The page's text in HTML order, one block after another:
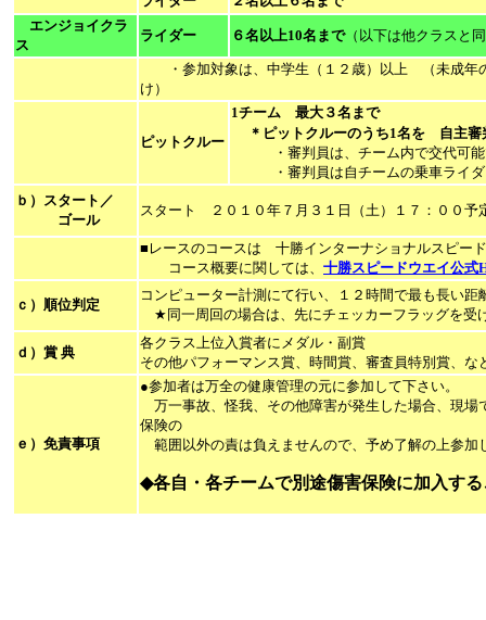
エンジョイクラ
ス
ライダー ６名以上10名まで（以下は他クラスと
・参加対象は、中学生（１２歳）以上 （未成年
け）
ピットクルー
1チーム 最大３名まで
＊ピットクルーのうち1名を 自主審
・審判員は、チーム内で交代可能
・審判員は自チームの乗車ライダ
ｂ）スタート／
ゴール
スタート ２０１０年７月３１日（土）１７：
■レースのコースは 十勝インターナショナルスピー
コース概要に関しては、 十勝スピードウエイ公
ｃ）順位判定
コンピューター計測にて行い、１２時間で最も長い
★同一周回の場合は、先にチェッカーフラッグを受
ｄ）賞 典
各クラス上位入賞者にメダル・副賞
その他パフォーマンス賞、時間賞、審査員特別賞、な
ｅ）免責事項
●参加者は万全の健康管理の元に参加して下さい。
万一事故、怪我、その他障害が発生した場合、現
保険の
範囲以外の責は負えませんので、予め了解の上参加
◆各自・各チームで別途傷害保険に加入す